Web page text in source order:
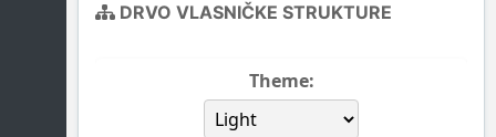
DRVO VLASNIČKE STRUKTURE
Theme: